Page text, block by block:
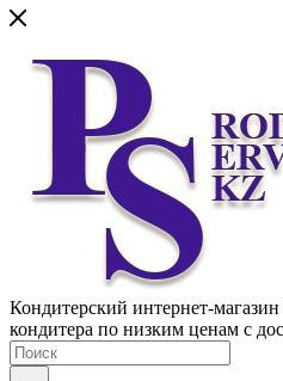
Кондитерский интернет-
кондитера по низким ценам с